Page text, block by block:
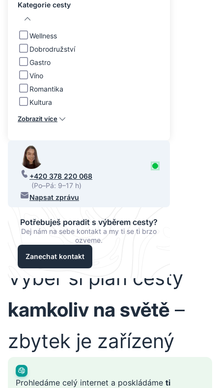
Kategorie cesty
Wellness
Dobrodružství
Gastro
Víno
Romantika
Kultura
Zobrazit více
+420 378 220 068
(Po–Pá: 9–17 h)
Napsat zprávu
Potřebuješ poradit s výběrem cesty?
Dej nám na sebe kontakt a my ti se ti brzo
ozveme.
Zanechat kontakt
Vyber si plán cesty
kamkoliv na světě –
zbytek je zařízený
Prohledáme celý internet a poskládáme ti